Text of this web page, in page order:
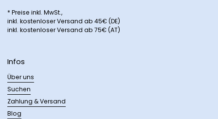
* Preise inkl. MwSt.,
inkl. kostenloser Versand ab 45€ (DE)
inkl. kostenloser Versand ab 75€ (AT)
Infos
Über uns
Suchen
Zahlung & Versand
Blog